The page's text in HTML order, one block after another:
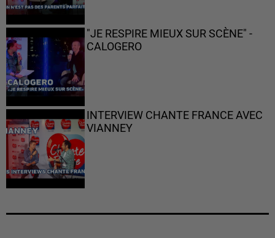
"JE RESPIRE MIEUX SUR SCÈNE" -
CALOGERO
INTERVIEW CHANTE FRANCE AVEC
VIANNEY